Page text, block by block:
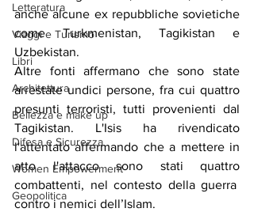
Letteratura
Viaggi e Turismo
Libri
Architettura
Bellezza e make up
Difesa e Sicurezza
Women Empowerment
Geopolitica
anche alcune ex repubbliche sovietiche
come Turkmenistan, Tagikistan e
Uzbekistan.
Altre fonti affermano che sono state
arrestate undici persone, fra cui quattro
presunti terroristi, tutti provenienti dal
Tagikistan. L'Isis ha rivendicato
l'attentato affermando che a mettere in
atto l'attacco sono stati quattro
combattenti, nel contesto della guerra
contro i nemici dell’Islam.